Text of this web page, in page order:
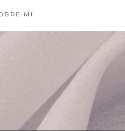
MÍ
LAMADRID